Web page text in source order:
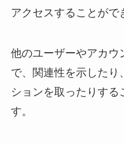
アクセスすることがで
他のユーザーやアカウ
で、関連性を示したり
ションを取ったりする
す。